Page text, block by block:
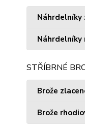
Náhrdelníky
Náhrdelníky
STŘÍBRNÉ
Brože
Brože